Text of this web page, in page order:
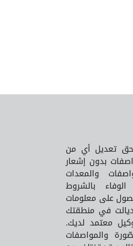
تعديل أي من
بدون إشعار
والمعدات
بالشروط
على معلومات
في منطقتك
معتمد لديك.
والمواصفات